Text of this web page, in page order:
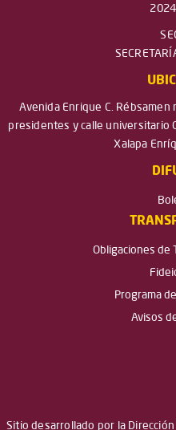
Avenida Enrique C.
presidentes y calle universitario
Xalapa
Obligaciones de
Programa
Avisos
Sitio desarrollado por la